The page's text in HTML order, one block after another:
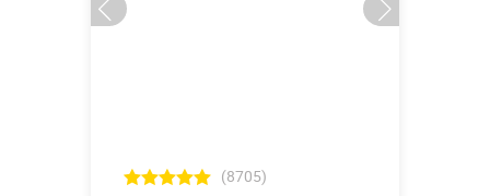
(8705)